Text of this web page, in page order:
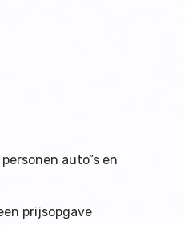
auto”s en
prijsopgave